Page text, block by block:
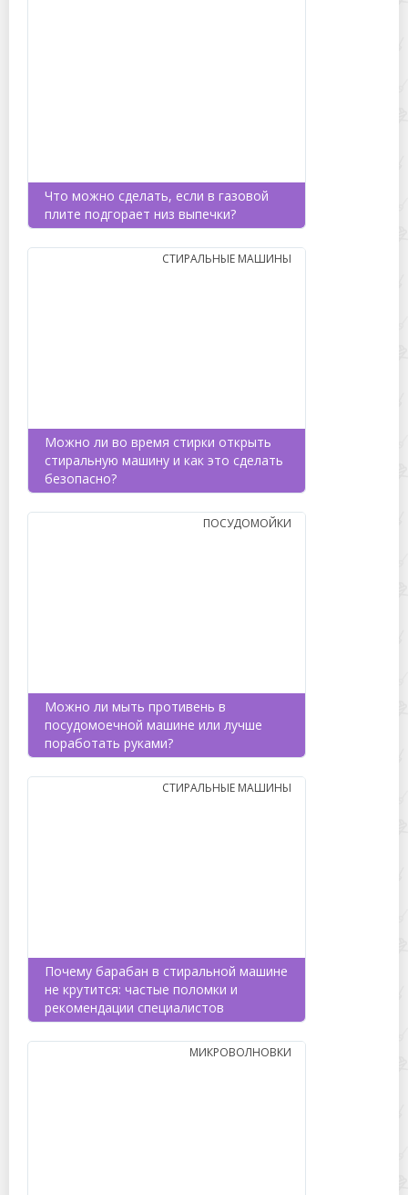
Что можно сделать, если в газовой
плите подгорает низ выпечки?
Можно ли во время стирки открыть
стиральную машину и как это сделать
безопасно?
СТИРАЛЬНЫЕ МАШИНЫ
Можно ли мыть противень в
посудомоечной машине или лучше
поработать руками?
ПОСУДОМОЙКИ
Почему барабан в стиральной машине
не крутится: частые поломки и
рекомендации специалистов
СТИРАЛЬНЫЕ МАШИНЫ
МИКРОВОЛНОВКИ